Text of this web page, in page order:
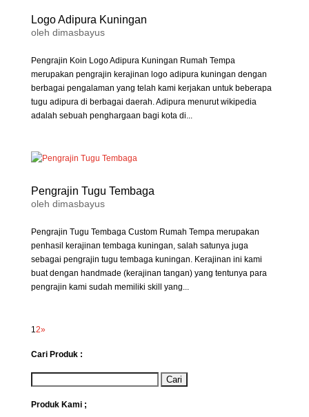
Logo Adipura Kuningan
oleh dimasbayus
Pengrajin Koin Logo Adipura Kuningan Rumah Tempa
merupakan pengrajin kerajinan logo adipura kuningan dengan
berbagai pengalaman yang telah kami kerjakan untuk beberapa
tugu adipura di berbagai daerah. Adipura menurut wikipedia
adalah sebuah penghargaan bagi kota di...
Pengrajin Tugu Tembaga
oleh dimasbayus
Pengrajin Tugu Tembaga Custom Rumah Tempa merupakan
penhasil kerajinan tembaga kuningan, salah satunya juga
sebagai pengrajin tugu tembaga kuningan. Kerajinan ini kami
buat dengan handmade (kerajinan tangan) yang tentunya para
pengrajin kami sudah memiliki skill yang...
12»
Cari Produk :
Produk Kami ;